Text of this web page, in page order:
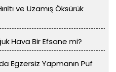
ve Uzamış Öksürük
Hava Bir Efsane mi?
Egzersiz Yapmanın Püf